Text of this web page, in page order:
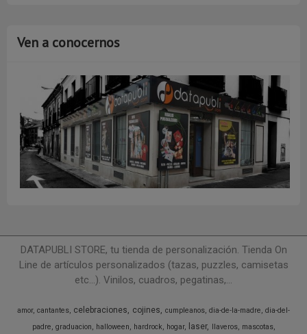
Ven a conocernos
DATAPUBLI STORE, tu tienda de personalización. Tienda On
Line de artículos personalizados (tazas, puzzles, camisetas
etc...). Vinilos, cuadros, pegatinas,...
amor cantantes celebraciones cojines cumpleanos dia-de-la-madre dia-del-
padre graduacion halloween hardrock hogar laser llaveros mascotas